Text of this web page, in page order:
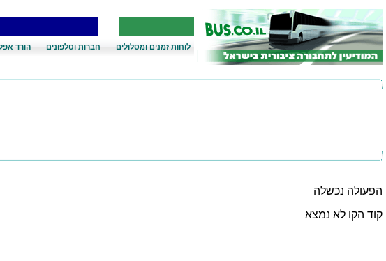
לוחות זמנים ומסלולים חברות וטלפונים הורד
הפעולה נכשלה
קוד הקו לא נמצא